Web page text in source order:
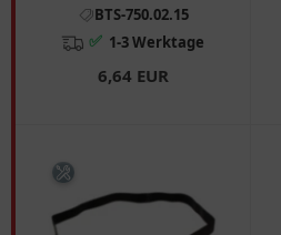
BTS-750.02.15
✅ 1-3 Werktage
6,64 EUR